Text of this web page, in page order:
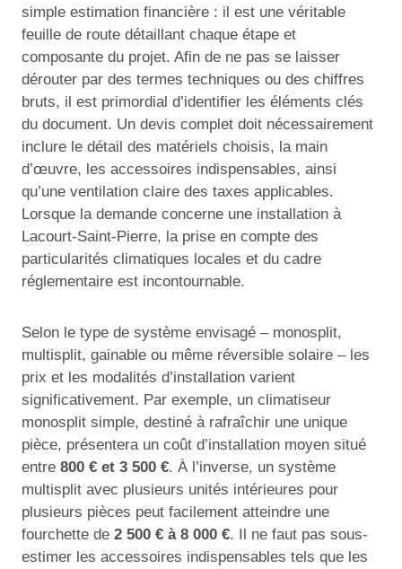
simple estimation financière : il est une véritable
feuille de route détaillant chaque étape et
composante du projet. Afin de ne pas se laisser
dérouter par des termes techniques ou des chiffres
bruts, il est primordial d’identifier les éléments clés
du document. Un devis complet doit nécessairement
inclure le détail des matériels choisis, la main
d’œuvre, les accessoires indispensables, ainsi
qu’une ventilation claire des taxes applicables.
Lorsque la demande concerne une installation à
Lacourt-Saint-Pierre, la prise en compte des
particularités climatiques locales et du cadre
réglementaire est incontournable.
Selon le type de système envisagé – monosplit,
multisplit, gainable ou même réversible solaire – les
prix et les modalités d’installation varient
significativement. Par exemple, un climatiseur
monosplit simple, destiné à rafraîchir une unique
pièce, présentera un coût d’installation moyen situé
entre 800 € et 3 500 €. À l’inverse, un système
multisplit avec plusieurs unités intérieures pour
plusieurs pièces peut facilement atteindre une
fourchette de 2 500 € à 8 000 €. Il ne faut pas sous-
estimer les accessoires indispensables tels que les